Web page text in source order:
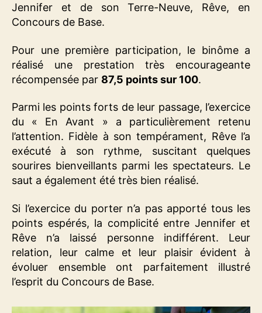
Jennifer et de son Terre-Neuve, Rêve, en
Concours de Base.
Pour une première participation, le binôme a
réalisé une prestation très encourageante
récompensée par 87,5 points sur 100.
Parmi les points forts de leur passage, l’exercice
du « En Avant » a particulièrement retenu
l’attention. Fidèle à son tempérament, Rêve l’a
exécuté à son rythme, suscitant quelques
sourires bienveillants parmi les spectateurs. Le
saut a également été très bien réalisé.
Si l’exercice du porter n’a pas apporté tous les
points espérés, la complicité entre Jennifer et
Rêve n’a laissé personne indifférent. Leur
relation, leur calme et leur plaisir évident à
évoluer ensemble ont parfaitement illustré
l’esprit du Concours de Base.